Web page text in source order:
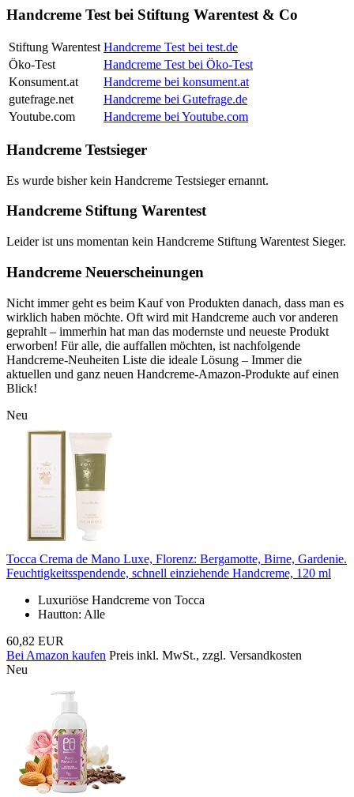
Handcreme Test bei Stiftung Warentest & Co
Stiftung Warentest Handcreme Test bei test.de
Öko-Test
Handcreme Test bei Öko-Test
Konsument.at
Handcreme bei konsument.at
gutefrage.net
Handcreme bei Gutefrage.de
Youtube.com
Handcreme bei Youtube.com
Handcreme Testsieger
Es wurde bisher kein Handcreme Testsieger ernannt.
Handcreme Stiftung Warentest
Leider ist uns momentan kein Handcreme Stiftung Warentest Sieger.
Handcreme Neuerscheinungen
Nicht immer geht es beim Kauf von Produkten danach, dass man es
wirklich haben möchte. Oft wird mit Handcreme auch vor anderen
geprahlt – immerhin hat man das modernste und neueste Produkt
erworben! Für alle, die auffallen möchten, ist nachfolgende
Handcreme-Neuheiten Liste die ideale Lösung – Immer die
aktuellen und ganz neuen Handcreme-Amazon-Produkte auf einen
Blick!
Neu
Tocca Crema de Mano Luxe, Florenz: Bergamotte, Birne, Gardenie.
Feuchtigkeitsspendende, schnell einziehende Handcreme, 120 ml
Luxuriöse Handcreme von Tocca
Hautton: Alle
60,82 EUR
Bei Amazon kaufen Preis inkl. MwSt., zzgl. Versandkosten
Neu